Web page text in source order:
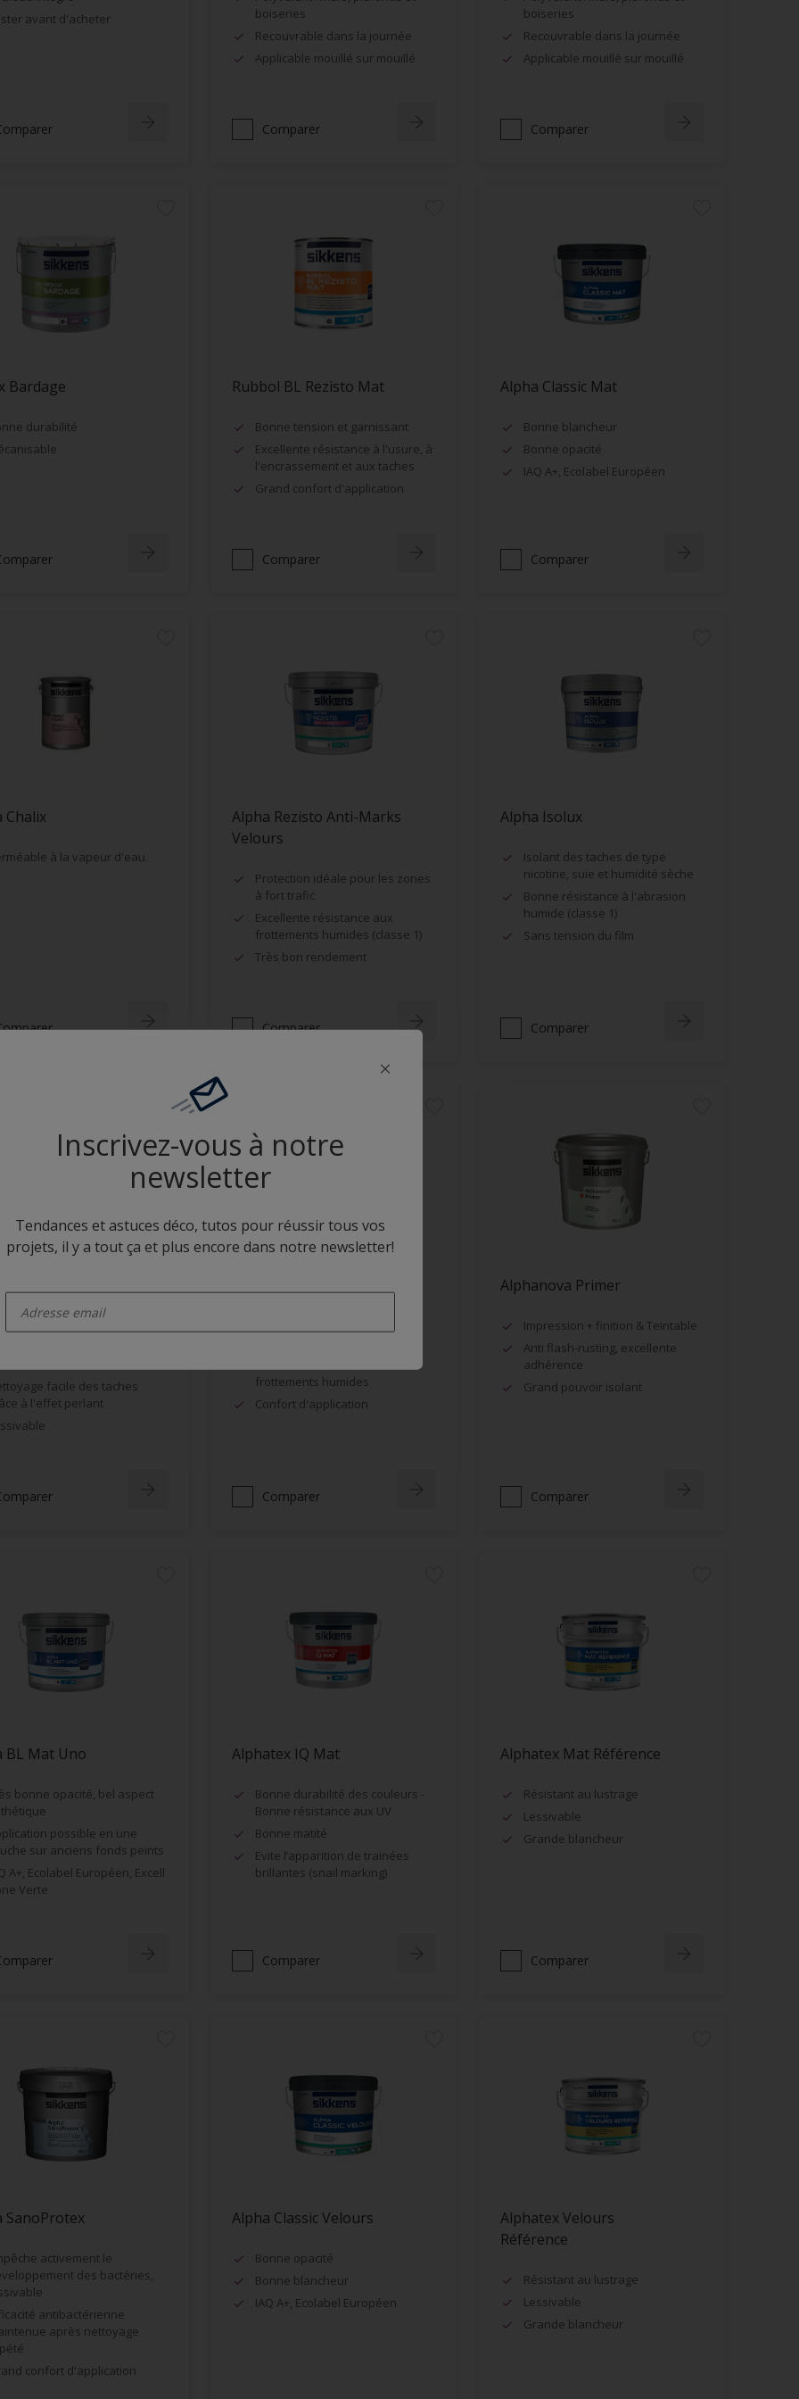
avant d'acheter
boiseries
Recouvrable dans la journée
Applicable mouillé sur mouillé
Comparer
boiseries
Recouvrable dans la journée
Applicable mouillé sur mouillé
Comparer
Bardage
durabilité
Rubbol BL Rezisto Mat
Bonne tension et garnissant
Excellente résistance à l'usure, à
l'encrassement et aux taches
Grand confort d'application
Comparer
Alpha Classic Mat
Bonne blancheur
Bonne opacité
IAQ A+, Ecolabel Européen
Comparer
Chalix
à la vapeur d'eau.
Alpha Rezisto Anti-Marks
Velours
Protection idéale pour les zones
à fort trafic
Excellente résistance aux
frottements humides (classe 1)
Très bon rendement
Comparer
Alpha Isolux
Isolant des taches de type
nicotine, suie et humidité sèche
Bonne résistance à l'abrasion
humide (classe 1)
Sans tension du film
Comparer
Easy Clean
facile des taches
à l'effet perlant
frottements humides
Confort d'application
Comparer
Alphanova Primer
Impression + finition & Teintable
Anti flash-rusting, excellente
adhérence
Grand pouvoir isolant
Comparer
BL Mat Uno
bonne opacité, bel aspect
possible en une
sur anciens fonds peints
A+, Ecolabel Européen, Excell
Verte
Alphatex IQ Mat
Bonne durabilité des couleurs -
Bonne résistance aux UV
Bonne matité
Evite l’apparition de trainées
brillantes (snail marking)
Comparer
Alphatex Mat Référence
Résistant au lustrage
Lessivable
Grande blancheur
Comparer
SanoProtex
activement le
des bactéries,
antibactérienne
après nettoyage
confort d'application
Alpha Classic Velours
Bonne opacité
Bonne blancheur
IAQ A+, Ecolabel Européen
Alphatex Velours
Référence
Résistant au lustrage
Lessivable
Grande blancheur
Inscrivez-vous à notre
newsletter
Tendances et astuces déco, tutos pour réussir tous vos
projets, il y a tout ça et plus encore dans notre newsletter!